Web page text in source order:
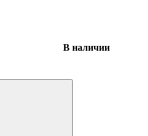
В наличии